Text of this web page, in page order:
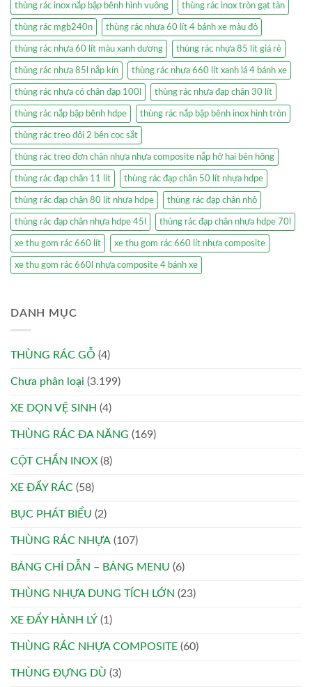
thùng rác inox nắp bập bênh hình vuông thùng rác inox tròn gạt tàn
thùng rác mgb240n thùng rác nhựa 60 lít 4 bánh xe màu đỏ
thùng rác nhựa 60 lít màu xanh dương thùng rác nhựa 85 lít giá rẻ
thùng rác nhựa 85l nắp kín thùng rác nhựa 660 lít xanh lá 4 bánh xe
thùng rác nhựa có chân đạp 100l thùng rác nhựa đạp chân 30 lít
thùng rác nắp bập bênh hdpe thùng rác nắp bập bênh inox hình tròn
thùng rác treo đôi 2 bên cọc sắt
thùng rác treo đơn chân nhựa nhựa composite nắp hở hai bên hông
thùng rác đạp chân 11 lít thùng rác đạp chân 50 lít nhựa hdpe
thùng rác đạp chân 80 lít nhựa hdpe thùng rác đạp chân nhỏ
thùng rác đạp chân nhựa hdpe 45l thùng rác đạp chân nhựa hdpe 70l
xe thu gom rác 660 lít xe thu gom rác 660 lít nhựa composite
xe thu gom rác 660l nhựa composite 4 bánh xe
DANH MỤC
THÙNG RÁC GỖ (4)
Chưa phân loại (3.199)
XE DỌN VỆ SINH (4)
THÙNG RÁC ĐA NĂNG (169)
CỘT CHẮN INOX (8)
XE ĐẨY RÁC (58)
BỤC PHÁT BIỂU (2)
THÙNG RÁC NHỰA (107)
BẢNG CHỈ DẪN – BẢNG MENU (6)
THÙNG NHỰA DUNG TÍCH LỚN (23)
XE ĐẨY HÀNH LÝ (1)
THÙNG RÁC NHỰA COMPOSITE (60)
THÙNG ĐỰNG DÙ (3)